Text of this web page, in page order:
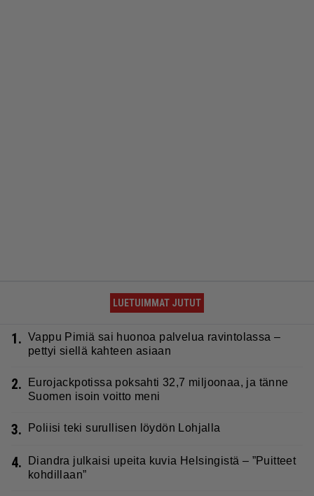
LUETUIMMAT JUTUT
1. Vappu Pimiä sai huonoa palvelua ravintolassa –
pettyi siellä kahteen asiaan
2.
Eurojackpotissa poksahti 32,7 miljoonaa, ja tänne
Suomen isoin voitto meni
3. Poliisi teki surullisen löydön Lohjalla
4.
Diandra julkaisi upeita kuvia Helsingistä – ”Puitteet
kohdillaan”